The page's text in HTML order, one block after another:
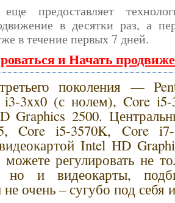
еще предоставляет
в десятки раз, а
в течение первых 7 дней.
и Начать
поколения —
i3-3xx0 (с нолем), Core
Graphics 2500.
Core i5-3570K, Core
Intel HD
регулировать не
но и видеокарты,
очень – сугубо под себя